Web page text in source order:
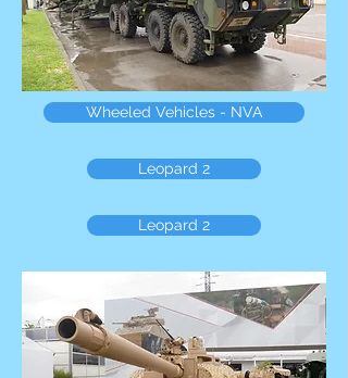
Wheeled Vehicles - NVA
Leopard 2
Leopard 2